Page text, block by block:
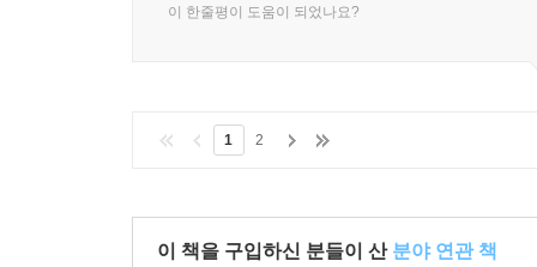
이 한줄평이 도움이 되었나요?
1 2
이 책을 구입하신 분들이 산 분야 연관 책